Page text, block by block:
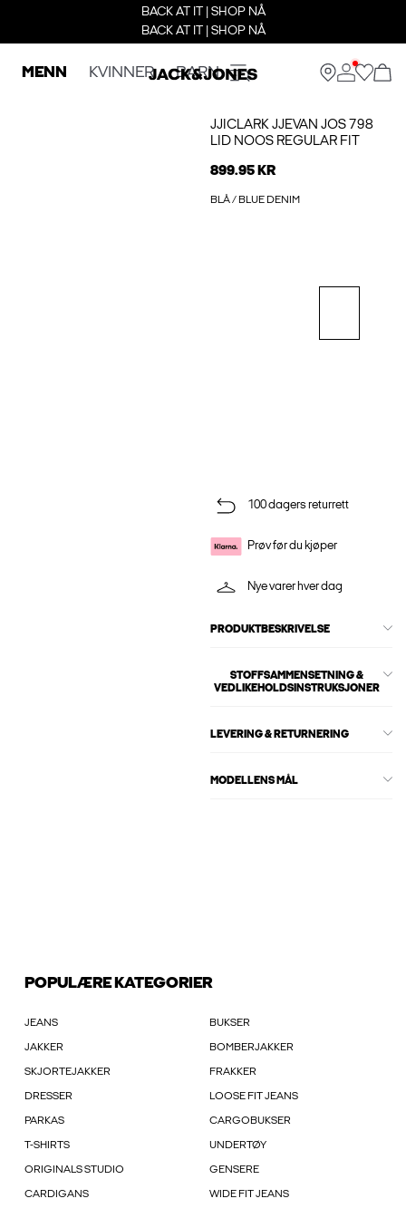
BACK AT IT | SHOP NÅ
BACK AT IT | SHOP NÅ
MENN KVINNER BARN
JJICLARK JJEVAN JOS 798
LID NOOS REGULAR FIT
899.95 KR
BLÅ / BLUE DENIM
100 dagers returrett
Prøv før du kjøper
Nye varer hver dag
PRODUKTBESKRIVELSE
STOFFSAMMENSETNING &
VEDLIKEHOLDSINSTRUKSJONER
LEVERING & RETURNERING
MODELLENS MÅL
POPULÆRE KATEGORIER
JEANS BUKSER
JAKKER BOMBERJAKKER
SKJORTEJAKKER FRAKKER
DRESSER LOOSE FIT JEANS
PARKAS CARGOBUKSER
T-SHIRTS UNDERTØY
ORIGINALS STUDIO GENSERE
CARDIGANS WIDE FIT JEANS